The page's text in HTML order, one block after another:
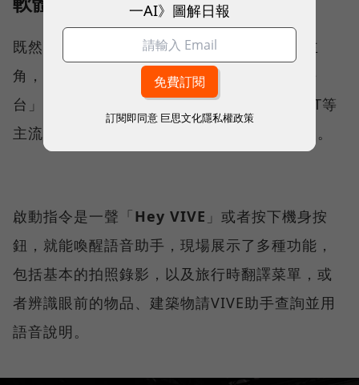
既然是AI智慧眼鏡，AI自然是體驗上最大的主
角，HTC VIVE Eagle採HTC自研「VIVE AI平
台」，可串接Google Gemini、OpenAI GPT等
主流大型語言模型，使用者可依需求自行切換。
啟動指令是一聲「Hey VIVE 」或者按下機身按
鈕，就能喚醒語音助手，現場展示了多種功能，
包括基本的拍照錄影，以及旅行時翻譯菜單，或
者辨識眼前的物品、建築物請VIVE助手查詢並用
語音說明。
一AI》圖解日報
訂閱即同意 巨思文化隱私權政策